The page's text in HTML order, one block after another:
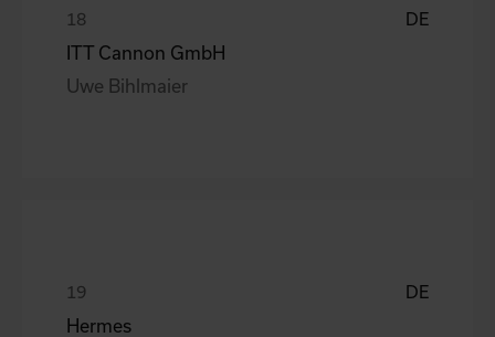
DE
ITT Cannon GmbH
Uwe Bihlmaier
DE
Hermes